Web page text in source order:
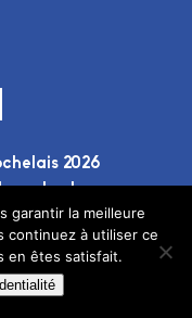
2026
garantir la meilleure
continuez à utiliser ce
en êtes satisfait.